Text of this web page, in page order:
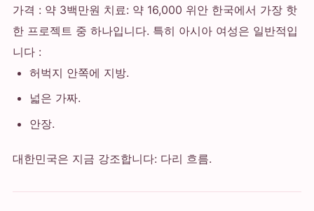
가격 : 약 3백만원 치료: 약 16,000 위안 한국에서 가장 핫
한 프로젝트 중 하나입니다. 특히 아시아 여성은 일반적입
니다 :
허벅지 안쪽에 지방.
넓은 가짜.
안장.
대한민국은 지금 강조합니다: 다리 흐름.